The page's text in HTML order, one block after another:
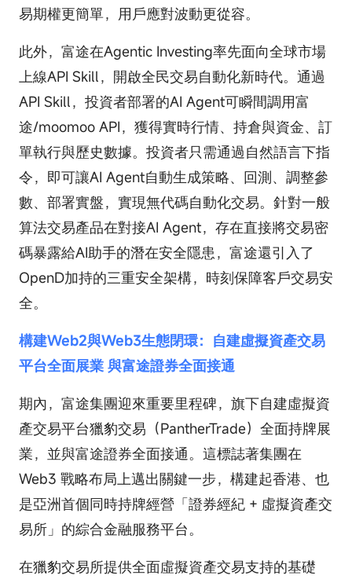
易期權更簡單，用戶應對波動更從容。
此外，富途在Agentic Investing率先面向全球市場
上線API Skill，開啟全民交易自動化新時代。通過
API Skill，投資者部署的AI Agent可瞬間調用富
途/moomoo API，獲得實時行情、持倉與資金、訂
單執行與歷史數據。投資者只需通過自然語言下指
令，即可讓AI Agent自動生成策略、回測、調整參
數、部署實盤，實現無代碼自動化交易。針對一般
算法交易產品在對接AI Agent，存在直接將交易密
碼暴露給AI助手的潛在安全隱患，富途還引入了
OpenD加持的三重安全架構，時刻保障客戶交易安
全。
構建Web2與Web3生態閉環：自建虛擬資產交易
平台全面展業 與富途證券全面接通
期內，富途集團迎來重要里程碑，旗下自建虛擬資
產交易平台獵豹交易（PantherTrade）全面持牌展
業，並與富途證券全面接通。這標誌著集團在
Web3 戰略布局上邁出關鍵一步，構建起香港、也
是亞洲首個同時持牌經營「證券經紀 + 虛擬資產交
易所」的綜合金融服務平台。
在獵豹交易所提供全面虛擬資產交易支持的基礎